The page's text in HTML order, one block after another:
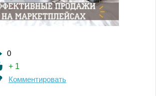
0
+ 1
Комментировать